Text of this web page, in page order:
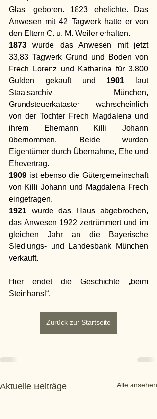
Glas, geboren. 1823 ehelichte. Das
Anwesen mit 42 Tagwerk hatte er von
den Eltern C. u. M. Weiler erhalten.
1873 wurde das Anwesen mit jetzt
33,83 Tagwerk Grund und Boden von
Frech Lorenz und Katharina für 3.800
Gulden gekauft und 1901 laut
Staatsarchiv München,
Grundsteuerkataster wahrscheinlich
von der Tochter Frech Magdalena und
ihrem Ehemann Killi Johann
übernommen. Beide wurden
Eigentümer durch Übernahme, Ehe und
Ehevertrag.
1909 ist ebenso die Gütergemeinschaft
von Killi Johann und Magdalena Frech
eingetragen.
1921 wurde das Haus abgebrochen,
das Anwesen 1922 zertrümmert und im
gleichen Jahr an die Bayerische
Siedlungs- und Landesbank München
verkauft.
Hier endet die Geschichte „beim
Steinhansl“.
Zurück zur Startseite
Aktuelle Beiträge Alle ansehen